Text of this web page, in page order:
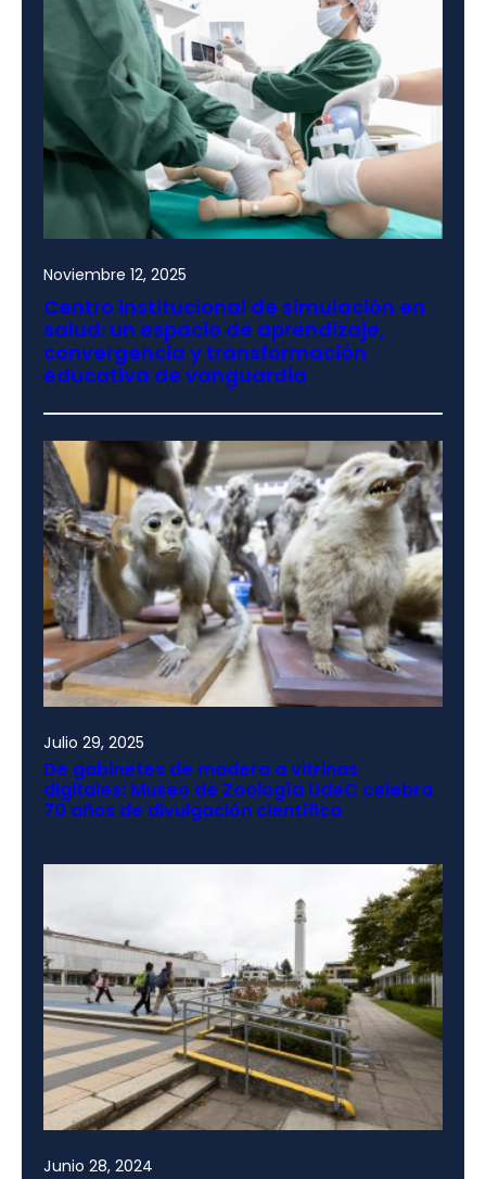
Noviembre 12, 2025
Centro institucional de simulación en
salud: un espacio de aprendizaje,
convergencia y transformación
educativa de vanguardia
Julio 29, 2025
De gabinetes de madera a vitrinas
digitales: Museo de Zoología UdeC celebra
70 años de divulgación científica
Junio 28, 2024